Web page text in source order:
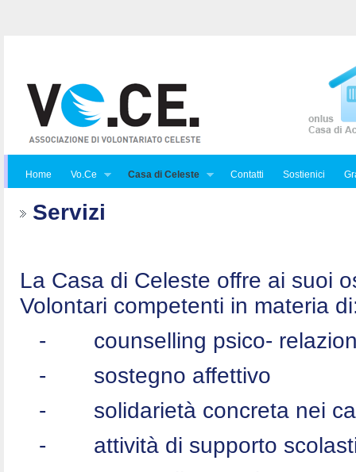
Home Vo.Ce Casa di Celeste Contatti Sostienici
Servizi
La Casa di Celeste offre ai suoi
Volontari competenti in materia
-
counselling psico-
-
sostegno affettivo
-
solidarietà concreta nei
-
attività di supporto